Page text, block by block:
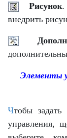
Рисунок.
внедрить
Элементы
Чтобы
управления,